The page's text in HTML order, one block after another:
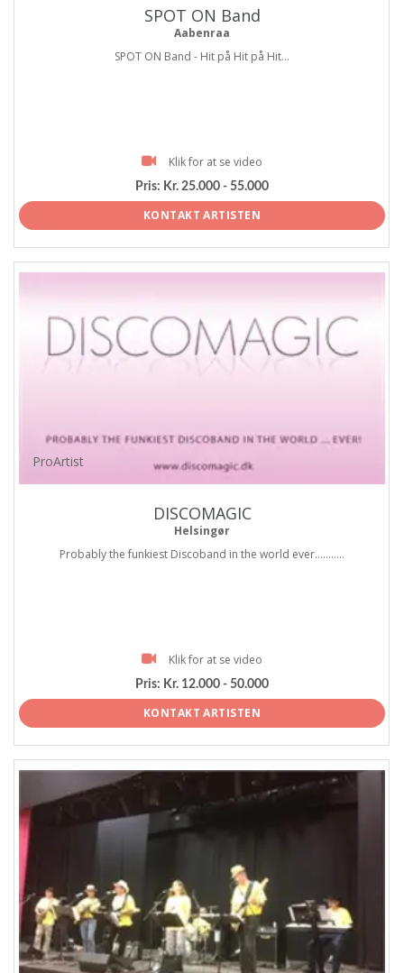
SPOT ON Band
Aabenraa
SPOT ON Band - Hit på Hit på Hit...
Klik for at se video
Pris: Kr. 25.000 - 55.000
KONTAKT ARTISTEN
ProArtist
DISCOMAGIC
Helsingør
Probably the funkiest Discoband in the world ever...........
Klik for at se video
Pris: Kr. 12.000 - 50.000
KONTAKT ARTISTEN